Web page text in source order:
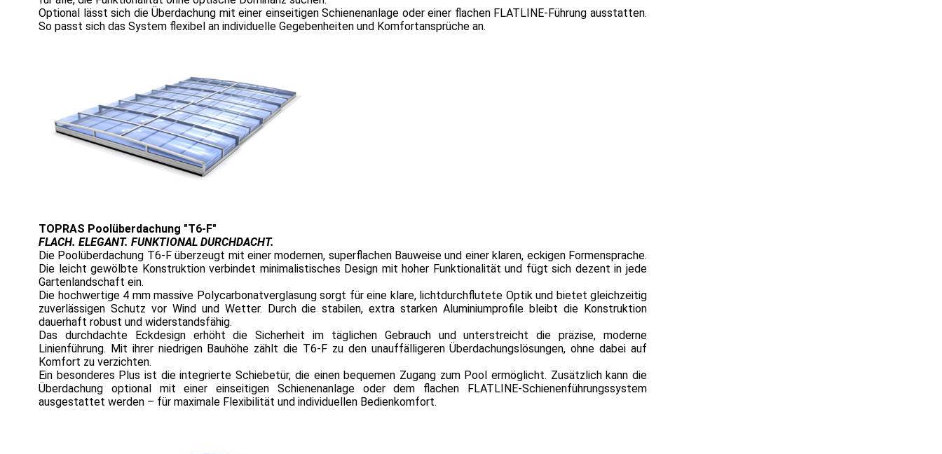
Optional lässt sich die Überdachung mit einer einseitigen Schienenanlage oder einer flachen FLATLINE-Führung ausstatten.
So passt sich das System flexibel an individuelle Gegebenheiten und Komfortansprüche an.
TOPRAS Poolüberdachung "T6-F"
FLACH. ELEGANT. FUNKTIONAL DURCHDACHT.
Die Poolüberdachung T6-F überzeugt mit einer modernen, superflachen Bauweise und einer klaren, eckigen Formensprache.
Die leicht gewölbte Konstruktion verbindet minimalistisches Design mit hoher Funktionalität und fügt sich dezent in jede
Gartenlandschaft ein.
Die hochwertige 4 mm massive Polycarbonatverglasung sorgt für eine klare, lichtdurchflutete Optik und bietet gleichzeitig
zuverlässigen Schutz vor Wind und Wetter. Durch die stabilen, extra starken Aluminiumprofile bleibt die Konstruktion
dauerhaft robust und widerstandsfähig.
Das durchdachte Eckdesign erhöht die Sicherheit im täglichen Gebrauch und unterstreicht die präzise, moderne
Linienführung. Mit ihrer niedrigen Bauhöhe zählt die T6-F zu den unauffälligeren Überdachungslösungen, ohne dabei auf
Komfort zu verzichten.
Ein besonderes Plus ist die integrierte Schiebetür, die einen bequemen Zugang zum Pool ermöglicht. Zusätzlich kann die
Überdachung optional mit einer einseitigen Schienenanlage oder dem flachen FLATLINE-Schienenführungssystem
ausgestattet werden – für maximale Flexibilität und individuellen Bedienkomfort.